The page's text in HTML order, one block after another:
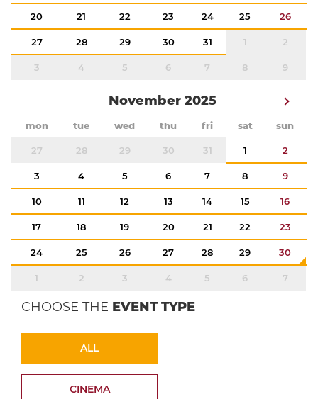
20 21 22 23 24 25 26
27 28 29 30 31 1 2
3 4 5 6 7 8 9
November 2025
mon tue wed thu fri sat sun
27 28 29 30 31 1 2
3 4 5 6 7 8 9
10 11 12 13 14 15 16
17 18 19 20 21 22 23
24 25 26 27 28 29 30
1 2 3 4 5 6 7
CHOOSE THE EVENT TYPE
ALL
CINEMA